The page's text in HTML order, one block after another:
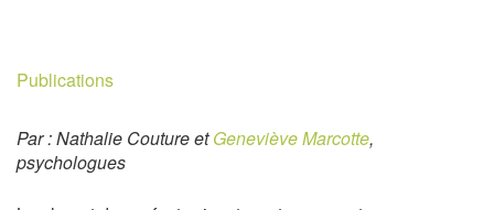
Publications
Par : Nathalie Couture etGeneviève Marcotte,
psychologues